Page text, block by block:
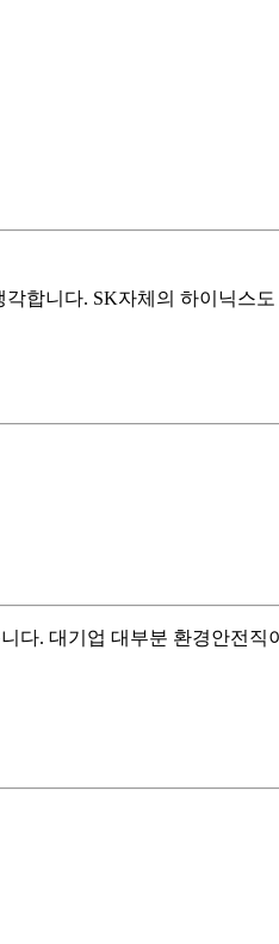
합니다. SK자체의 하이닉스
다. 대기업 대부분 환경안전